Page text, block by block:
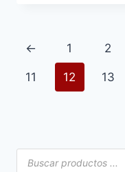
← 1 2
11 12 13